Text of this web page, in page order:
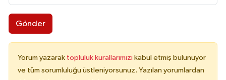
Gönder
Yorum yazarak topluluk kurallarımızı kabul etmiş bulunuyor
ve tüm sorumluluğu üstleniyorsunuz. Yazılan yorumlardan